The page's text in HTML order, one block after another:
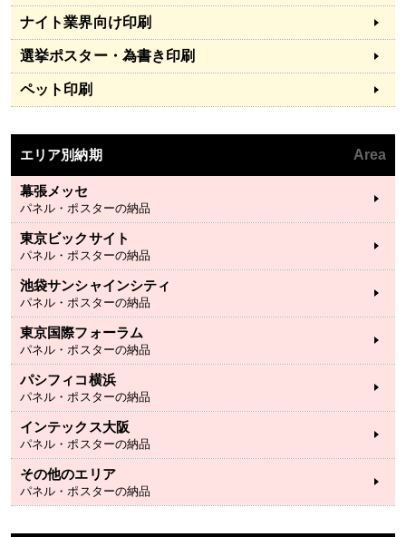
ナイト業界向け印刷
選挙ポスター・為書き印刷
ペット印刷
エリア別納期 Area
幕張メッセ
パネル・ポスターの納品
東京ビックサイト
パネル・ポスターの納品
池袋サンシャインシティ
パネル・ポスターの納品
東京国際フォーラム
パネル・ポスターの納品
パシフィコ横浜
パネル・ポスターの納品
インテックス大阪
パネル・ポスターの納品
その他のエリア
パネル・ポスターの納品